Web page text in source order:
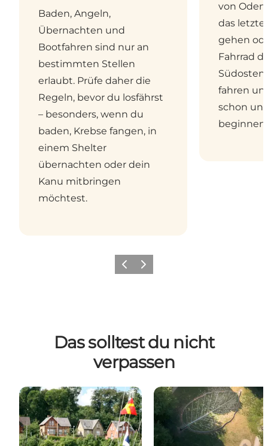
Baden, Angeln,
Übernachten und
Bootfahren sind nur an
bestimmten Stellen
erlaubt. Prüfe daher die
Regeln, bevor du losfährst
– besonders, wenn du
baden, Krebse fangen, in
einem Shelter
übernachten oder dein
Kanu mitbringen
möchtest.
von
das letzte
gehen
Fahrrad
Südosten
fahren
schon
beginnen
ZurückWeiter
Das solltest du nicht
verpassen